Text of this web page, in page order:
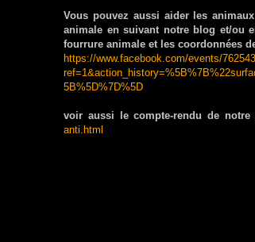
Vous pouvez aussi aider les
animale en suivant notre blog et/ou
fourrure animale et les coordonnées
https://www.facebook.com/events/
5B%5D%7D%5D
voir aussi le compte-rendu de notre
anti.html